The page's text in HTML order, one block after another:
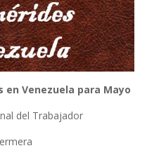
Venezuela para Mayo
del Trabajador